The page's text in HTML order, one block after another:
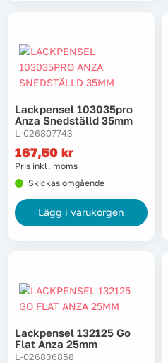
Lackpensel 103035pro
Anza Snedställd 35mm
L-026807743
167,50 kr
Pris inkl. moms
Skickas omgående
Lägg i varukorgen
Lackpensel 132125 Go
Flat Anza 25mm
L-026836858